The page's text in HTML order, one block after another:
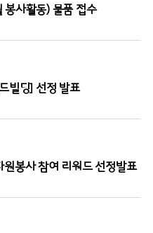
봉사활동) 물품 접수
빌딩] 선정 발표
봉사 참여 리워드 선정발표